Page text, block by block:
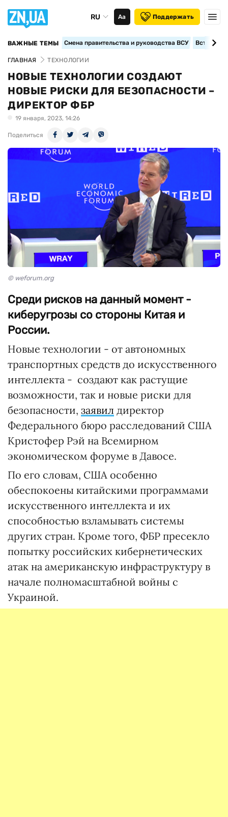
RU Аа Поддержать
ВАЖНЫЕ ТЕМЫ Смена правительства и руководства ВСУ
ГЛАВНАЯ ТЕХНОЛОГИИ
НОВЫЕ ТЕХНОЛОГИИ СОЗДАЮТ
НОВЫЕ РИСКИ ДЛЯ БЕЗОПАСНОСТИ –
ДИРЕКТОР ФБР
19 января, 2023, 14:26
Поделиться
© weforum.org
Среди рисков на данный момент -
киберугрозы со стороны Китая и
России.
Новые технологии - от автономных
транспортных средств до искусственного
интеллекта - создают как растущие
возможности, так и новые риски для
безопасности, заявил директор
Федерального бюро расследований США
Кристофер Рэй на Всемирном
экономическом форуме в Давосе.
По его словам, США особенно
обеспокоены китайскими программами
искусственного интеллекта и их
способностью взламывать системы
других стран. Кроме того, ФБР пресекло
попытку российских кибернетических
атак на американскую инфраструктуру в
начале полномасштабной войны с
Украиной.